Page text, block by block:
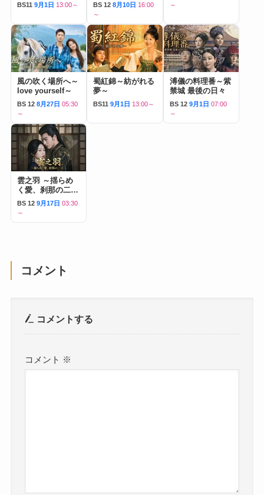
BS11 9月1日 13:00～ BS 12 8月10日 16:00
～
～
風の吹く場所へ～
love yourself～
BS 12 8月27日 05:30
～
蜀紅錦～紡がれる
夢～
BS11 9月1日 13:00～
溥儀の料理番～紫
禁城 最後の日々
BS 12 9月1日 07:00
～
雲之羽 ～揺らめ
く愛、刹那の二人
～
BS 12 9月17日 03:30
～
コメント
コメントする
コメント ※